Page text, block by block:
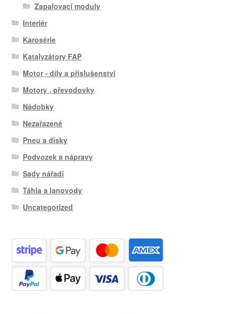
Zapalovací moduly
Interiér
Karosérie
Katalyzátory FAP
Motor - díly a příslušenství
Motory , převodovky
Nádobky
Nezařazené
Pneu a disky
Podvozek a nápravy
Sady nářadí
Táhla a lanovody
Uncategorized